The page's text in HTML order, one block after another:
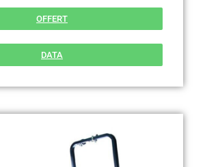
OFFERT
DATA